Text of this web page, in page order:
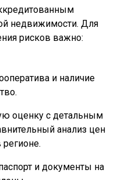
недвижимости. Для
рисков важно:
и наличие
оценку с детальным
анализ цен
и документы на